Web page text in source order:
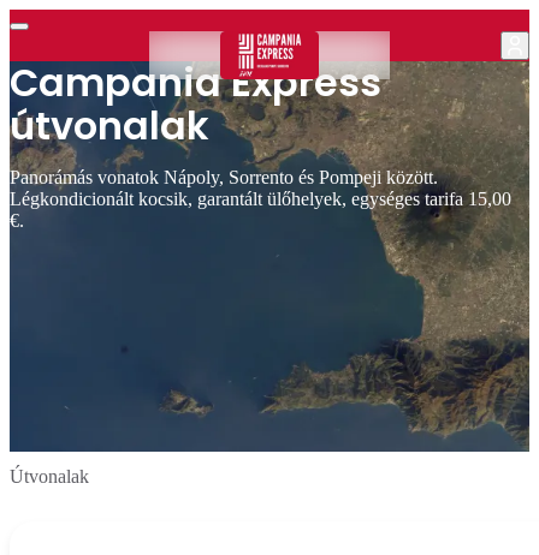
Campania Express
útvonalak
Panorámás vonatok Nápoly, Sorrento és Pompeji között.
Légkondicionált kocsik, garantált ülőhelyek, egységes tarifa 15,00
€.
Útvonalak